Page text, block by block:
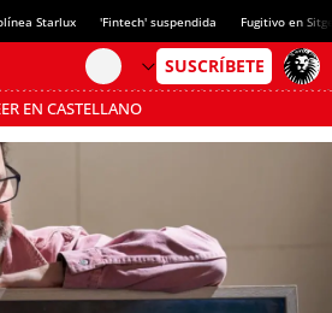
Starlux 'Fintech' suspendida Fugitivo en
EN CASTELLANO
al MODO AHORRO